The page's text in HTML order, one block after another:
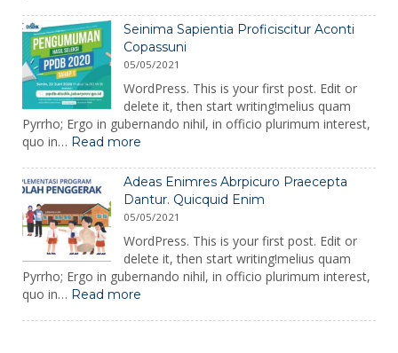
Sapientia
Proficiscitur
Aconti
Copassuni
Copy
Seinima Sapientia Proficiscitur Aconti
Copassuni
05/05/2021
WordPress. This is your first post. Edit or
delete it, then start writing!melius quam
Pyrrho; Ergo in gubernando nihil, in officio plurimum interest,
quo in… Read more
Sapientia
Proficiscitur
Aconti
Copassuni
Adeas Enimres Abrpicuro Praecepta
Dantur. Quicquid Enim
05/05/2021
WordPress. This is your first post. Edit or
delete it, then start writing!melius quam
Pyrrho; Ergo in gubernando nihil, in officio plurimum interest,
quo in… Read more
Enimres